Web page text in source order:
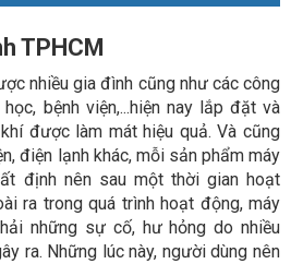
TPHCM
nhiều gia đình cũng như các công
bệnh viện,...hiện nay lắp đặt và
được làm mát hiệu quả. Và cũng
điện lạnh khác, mỗi sản phẩm máy
định nên sau một thời gian hoạt
ra trong quá trình hoạt động, máy
những sự cố, hư hỏng do nhiều
ra. Những lúc này, người dùng nên